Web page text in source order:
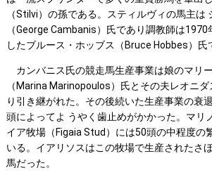
（Stilvi）の孫である。スティルヴィの馬主は
（George Cambanis）氏であり調教師は
したブルース・ホッブス（Bruce Hobbes）氏
カンバニス氏の競走馬生産事業は娘のマリ
（Marina Marinopoulos）氏とその夫レオニ
り引き継がれた。その後続いた生産事業の衰
頭によってよ うやく歯止めがかかった。マリ
イア牧場（Figaia Stud）には50頭の中程度の
いる。イアリソスはこの牧場で生産されたさ
馬だった。